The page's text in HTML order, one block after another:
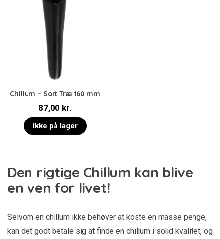
Chillum – Sort Træ 160 mm
87,00 kr.
Ikke på lager
Den rigtige Chillum kan blive
en ven for livet!
Selvom en chillum ikke behøver at koste en masse penge,
kan det godt betale sig at finde en chillum i solid kvalitet, og